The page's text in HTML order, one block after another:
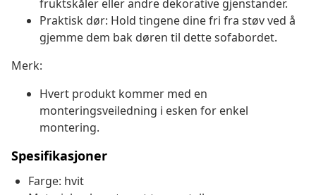
fruktskåler eller andre dekorative gjenstander.
Praktisk dør: Hold tingene dine fri fra støv ved å
gjemme dem bak døren til dette sofabordet.
Merk:
Hvert produkt kommer med en
monteringsveiledning i esken for enkel
montering.
Spesifikasjoner
Farge: hvit